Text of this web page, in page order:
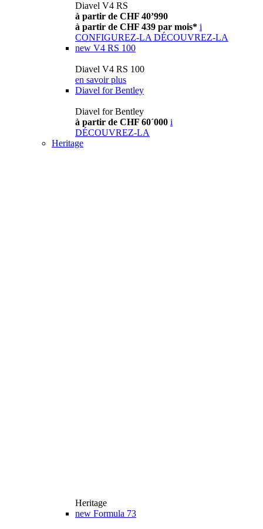
Diavel V4 RS
à partir de CHF 40’990
à partir de CHF 439 par mois* i
CONFIGUREZ-LA DÉCOUVREZ-LA
new V4 RS 100
Diavel V4 RS 100
en savoir plus
Diavel for Bentley
Diavel for Bentley
à partir de CHF 60´000 i
DÉCOUVREZ-LA
Heritage
Heritage
new Formula 73